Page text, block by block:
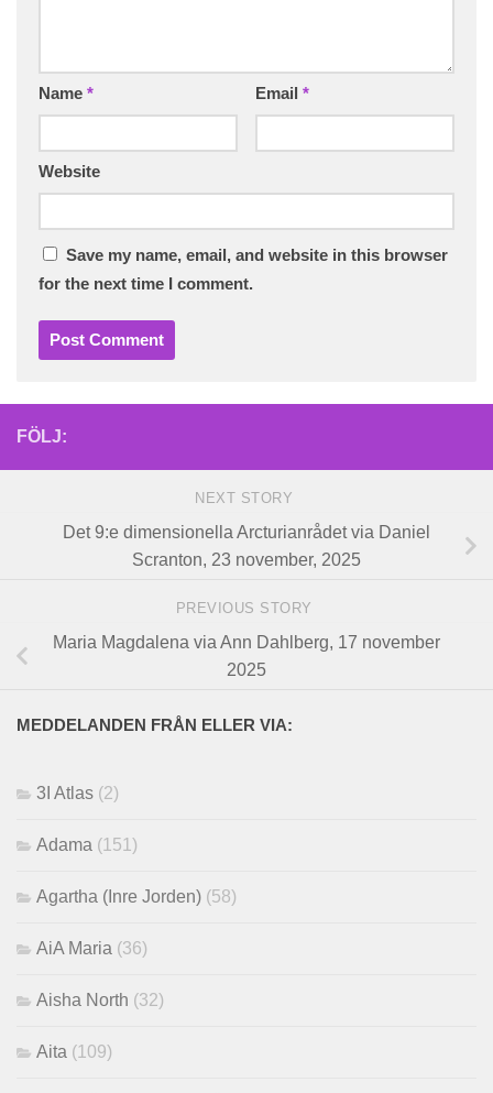
Name * Email *
Website
Save my name, email, and website in this browser
for the next time I comment.
FÖLJ:
NEXT STORY
Det 9:e dimensionella Arcturianrådet via Daniel
Scranton, 23 november, 2025
PREVIOUS STORY
Maria Magdalena via Ann Dahlberg, 17 november
2025
MEDDELANDEN FRÅN ELLER VIA:
3I Atlas (2)
Adama (151)
Agartha (Inre Jorden) (58)
AiA Maria (36)
Aisha North (32)
Aita (109)